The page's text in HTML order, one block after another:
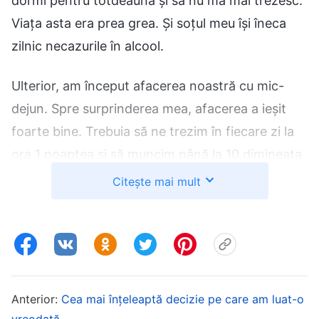
Viața asta era prea grea. Și soțul meu își îneca
zilnic necazurile în alcool.
Ulterior, am început afacerea noastră cu mic-
dejun. Spre surprinderea mea, afacerea a ieșit
foarte bine. Trebuia să ne trezim în fiecare zi la
ora 1 noaptea și să muncim până la 10 dimineața
înainte să putem să luăm și noi micul-dejun.
hipoglicemie. Soțul meu a început și el să sufere
amorțeală și durere în brațe. Medicul l-a sfătuit
să își ia câteva zile libere pentru terapie
Citește mai mult
Anterior: Cea mai înțeleaptă decizie pe care am luat-o